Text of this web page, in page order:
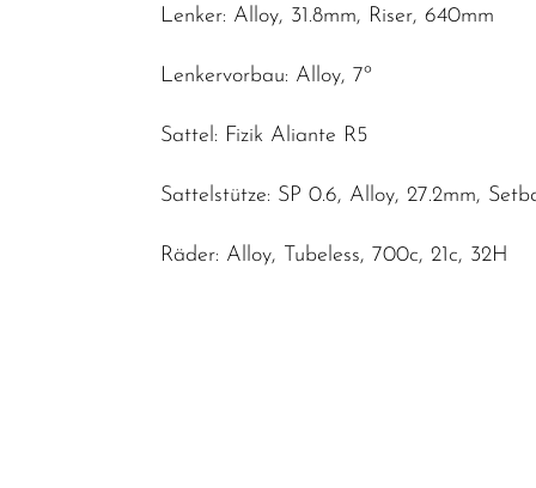
Lenker: Alloy, 31.8mm, Riser, 640mm
Lenkervorbau: Alloy, 7º
Sattel: Fizik Aliante R5
Sattelstütze: SP 0.6, Alloy, 27.2mm,
Räder: Alloy, Tubeless, 700c, 21c, 32H